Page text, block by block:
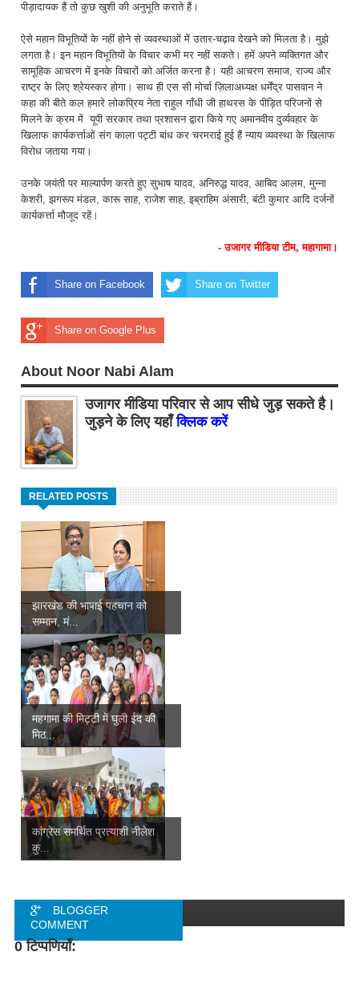
पीड़ादायक हैं तो कुछ खुशी की अनुभूति कराते हैं।
ऐसे महान विभूतियों के नहीं होने से व्यवस्थाओं में उतार-चढ़ाव देखने को मिलता है। मुझे
लगता है। इन महान विभूतियों के विचार कभी मर नहीं सकते। हमें अपने व्यक्तिगत और
सामूहिक आचरण में इनके विचारों को अर्जित करना है। यही आचरण समाज, राज्य और
राष्ट्र के लिए श्रेयस्कर होगा। साथ ही एस सी मोर्चा ज़िलाअध्यक्ष धर्मेंद्र पासवान ने
कहा की बीते कल हमारे लोकप्रिय नेता राहुल गाँधी जी हाथरस के पीड़ित परिजनों से
मिलने के क्रम में यूपी सरकार तथा प्रशासन द्वारा किये गए अमानवीय दुर्व्यवहार के
खिलाफ कार्यकर्त्ताओं संग काला पट्टी बांध कर चरमराई हुई हैं न्याय व्यवस्था के खिलाफ
विरोध जताया गया।
उनके जयंती पर माल्यार्पण करते हुए सुभाष यादव, अनिरुद्ध यादव, आबिद आलम, मुन्ना
केशरी, झगरूप मंडल, कारू साह, राजेश साह, इब्राहिम अंसारी, बंटी कुमार आदि दर्जनों
कार्यकर्त्ता मौजूद रहें।
- उजागर मीडिया टीम, महागामा।
Share on Facebook Share on Twitter
Share on Google Plus
About Noor Nabi Alam
उजागर मीडिया परिवार से आप सीधे जुड़ सकते है।
जुड़ने के लिए यहाँक्लिक करें
RELATED POSTS
झारखंड की भाषाई पहचान को
सम्मान, मं...
महगामा की मिट्टी में घुली ईद की
मिठ...
कांग्रेस समर्थित प्रत्याशी नीलेश
कु...
BLOGGER
COMMENT
0 टिप्पणियाँ: